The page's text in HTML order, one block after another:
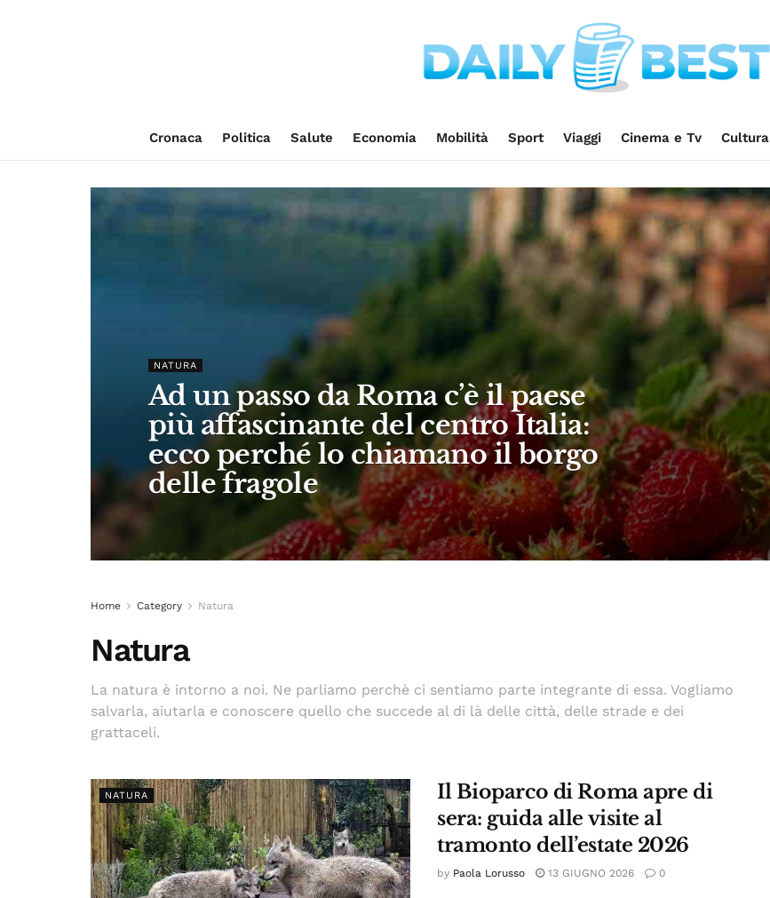
Cronaca Politica Salute Economia Mobilità Sport Viaggi Cinema e Tv Cultura
NATURA
Ad un passo da Roma c’è il paese
più affascinante del centro Italia:
ecco perché lo chiamano il borgo
delle fragole
Home Category Natura
Natura
La natura è intorno a noi. Ne parliamo perchè ci sentiamo parte integrante di essa. Vogliamo
salvarla, aiutarla e conoscere quello che succede al di là delle città, delle strade e dei
grattaceli.
NATURA
Il Bioparco di Roma apre di
sera: guida alle visite al
tramonto dell’estate 2026
by Paola Lorusso 13 GIUGNO 2026 0